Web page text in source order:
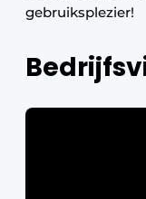
gebruiksplezier!